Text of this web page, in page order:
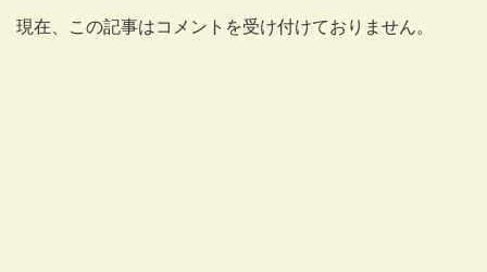
現在、この記事はコメントを受け付けておりません。